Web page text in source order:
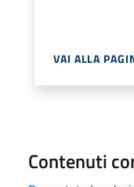
VAI ALLA
Contenuti